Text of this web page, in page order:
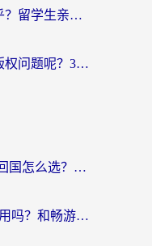
海外可以看好看视频吗知乎？留学生亲测有效的回国追剧解决方案
海外看腾讯视频怎么解决版权问题呢？3步让你轻松解锁国内影视自由
海外党必看：iPhone VPN 回国怎么选？一篇搞定无缝访问国内资源
海外党必看：MalusVPN好用吗？和畅游VPN对比哪个回国效果更好？附穿梭飞鱼神龟真实体验